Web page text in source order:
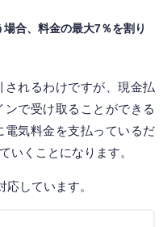
合、料金の最大7％を割り
れるわけですが、現金払
で受け取ることができる
気料金を支払っているだ
いくことになります。
しています。